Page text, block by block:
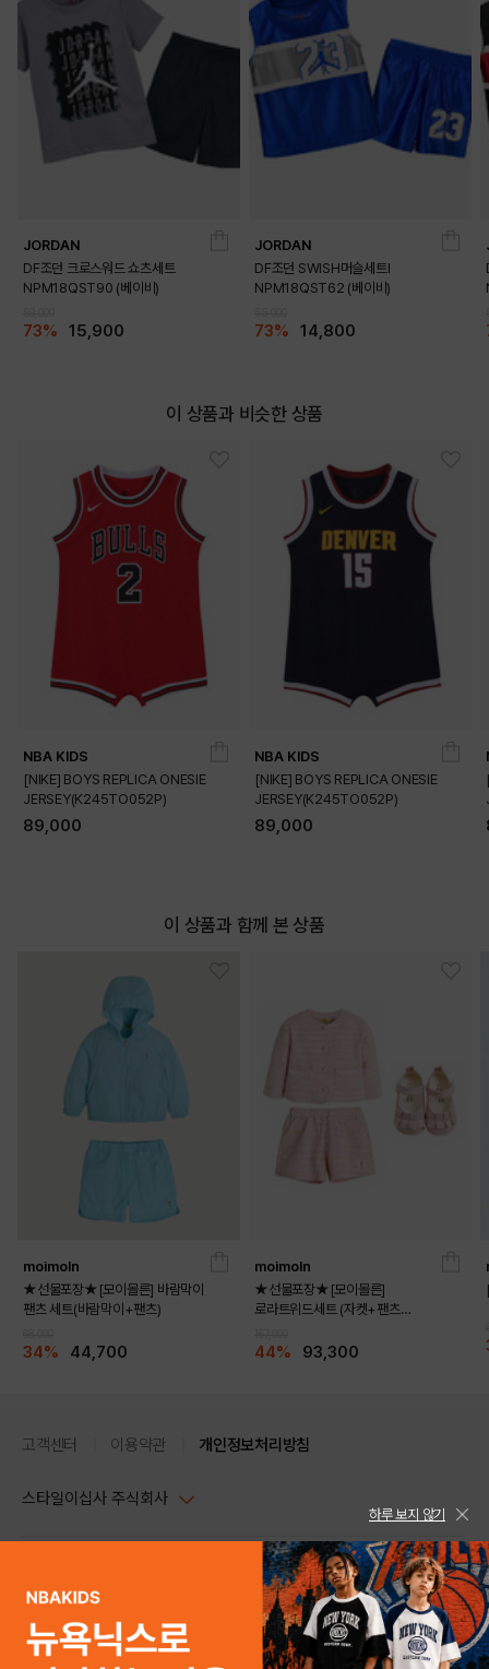
DETAILS
JORDAN
DF조던 크로스워드 쇼츠세트
NPM18QST90 (베이비)
73% 15,900
JORDAN
DF조던 SWISH머슬세트I
NPM18QST62 (베이비)
73% 14,800
이 상품과 비슷한 상품
NBA KIDS
[NIKE] BOYS REPLICA ONESIE
JERSEY(K245TO052P)
89,000
NBA KIDS
[NIKE] BOYS REPLICA ONESIE
JERSEY(K245TO052P)
89,000
이 상품과 함께 본 상품
moimoln
★선물포장★[모이몰른] 바람막이
팬츠 세트(바람막이+팬츠)
34% 44,700
moimoln
★선물포장★[모이몰른]
로라트위드세트 (자켓+팬츠
44% 93,300
고객센터 이용약관 개인정보처리방침
스타일이십사 주식회사
주소 : 서울시 강남구 논현로 633, 6층 (논현동, 한세엠케이빌딩)
사업자등록번호 : 116-81-32499
통신판매업신고번호 : 제 2024-서울강남-04239
스타일24 고객센터 1544-5336
평일 09:00~ 18:00 (토/일/공휴일 휴무)
help Email : help@style24.com
하루 보지 않기